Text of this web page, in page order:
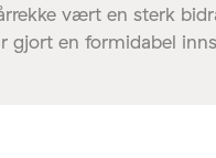
vært en sterk
gjort en formidabel